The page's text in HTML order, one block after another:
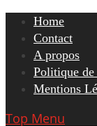
Skip
content
Home
Contact
A propos
Politique
Mentions
Top Menu